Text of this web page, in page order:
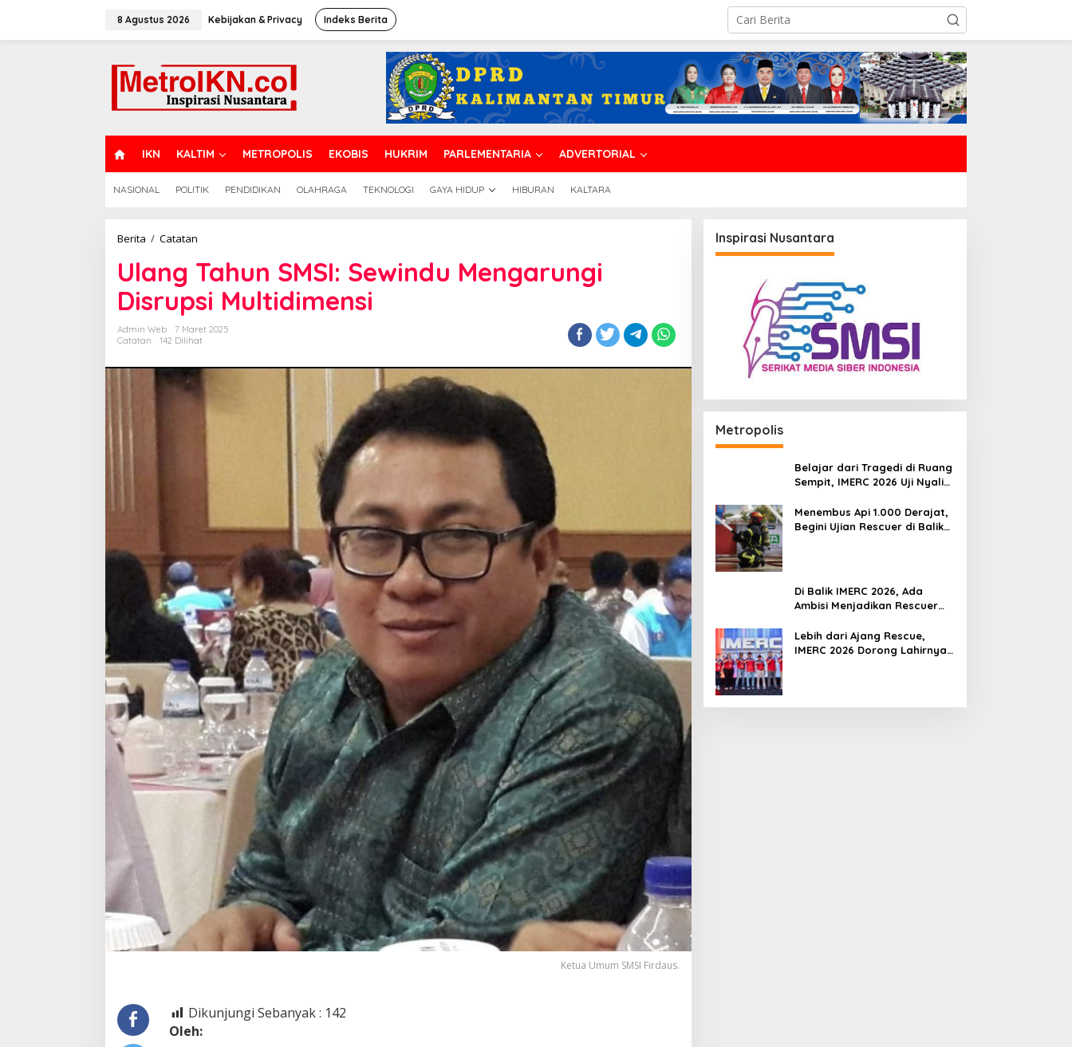
8 Agustus 2026 Kebijakan & Privacy Indeks Berita
O
M
IKN KALTIM METROPOLIS EKOBIS HUKRIM PARLEMENTARIA ADVERTORIAL
NASIONAL POLITIK PENDIDIKAN OLAHRAGA TEKNOLOGI GAYA HIDUP HIBURAN KALTARA
Berita / Catatan
SMSI:
Sewindu
Mengarungi
Disrupsi
Multidimensi
Ulang Tahun SMSI: Sewindu Mengarungi
Disrupsi Multidimensi
Admin Web
7 Maret 2025
Catatan
142 Dilihat
Ketua Umum SMSI Firdaus.
Dikunjungi Sebanyak : 142
Oleh:
Inspirasi Nusantara
Metropolis
Belajar dari Tragedi di Ruang
Sempit, IMERC 2026 Uji Nyali
Menembus Api 1.000 Derajat,
Begini Ujian Rescuer di Balik
Di Balik IMERC 2026, Ada
Ambisi Menjadikan Rescuer
Lebih dari Ajang Rescue,
IMERC 2026 Dorong Lahirnya